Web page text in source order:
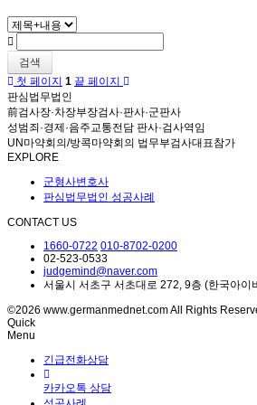
검색
첫 페이지 1 끝 페이지
판심법무법인
前검사장·차장부장검사·판사·군판사
성범죄·경제·음주교통전담 판사·검사역임
UN마약회의/방콕마약회의 법무부검사대표참가
EXPLORE
군형사변호사
판심법무법인 성공사례
CONTACT US
1660-0722 010-8702-0200
02-523-0533
judgemind@naver.com
서울시 서초구 서초대로 272, 9층 (한국아이
©2026 www.germanmednet.com All Rights
Quick
Menu
긴급전화상담
카카오톡 상담